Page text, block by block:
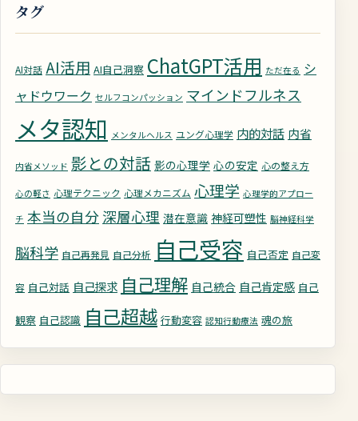
タグ
AI対話 AI活用 AI自己洞察 ChatGPT活用 ただ在る シ
ャドウワーク セルフコンパッション マインドフルネス
メタ認知 メンタルヘルス ユング心理学 内的対話 内省
内省メソッド 影との対話 影の心理学 心の安定 心の整え方
心の軽さ 心理テクニック 心理メカニズム 心理学 心理学的アプロー
チ 本当の自分 深層心理 潜在意識 神経可塑性 脳神経科学
脳科学 自己再発見 自己分析 自己受容 自己否定 自己変
容 自己対話 自己探求 自己理解 自己統合 自己肯定感 自己
観察 自己認識 自己超越 行動変容 認知行動療法 魂の旅